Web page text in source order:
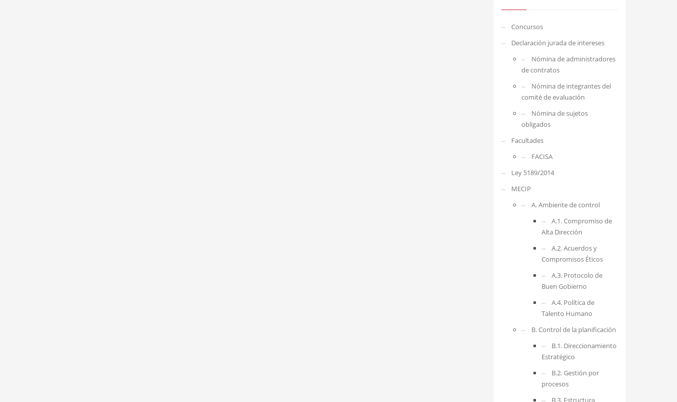
Concursos
Declaración jurada de intereses
Nómina de administradores
de contratos
Nómina de integrantes del
comité de evaluación
Nómina de sujetos
obligados
Facultades
FACISA
Ley 5189/2014
MECIP
A. Ambiente de control
A.1. Compromiso de
Alta Dirección
A.2. Acuerdos y
Compromisos Éticos
A.3. Protocolo de
Buen Gobierno
A.4. Política de
Talento Humano
B. Control de la planificación
B.1. Direccionamiento
Estratégico
B.2. Gestión por
procesos
B.3. Estructura